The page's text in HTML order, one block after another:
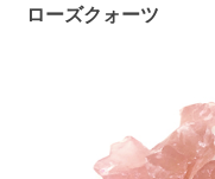
ローズクォーツ